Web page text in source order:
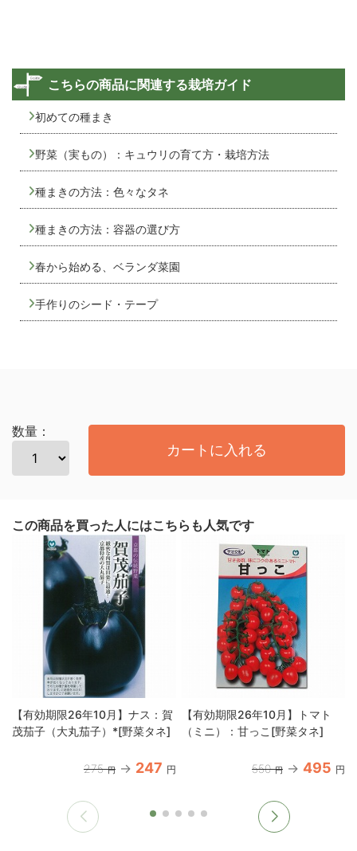
こちらの商品に関連する栽培ガイド
初めての種まき
野菜（実もの）：キュウリの育て方・栽培方法
種まきの方法：色々なタネ
種まきの方法：容器の選び方
春から始める、ベランダ菜園
手作りのシード・テープ
数量：
カートに入れる
この商品を買った人にはこちらも人気です
【有効期限26年10月】ナス：賀
茂茄子（大丸茄子）*[野菜タネ]
275 円 247 円
【有効期限26年10月】トマト
（ミニ）：甘っこ[野菜タネ]
550 円 495 円